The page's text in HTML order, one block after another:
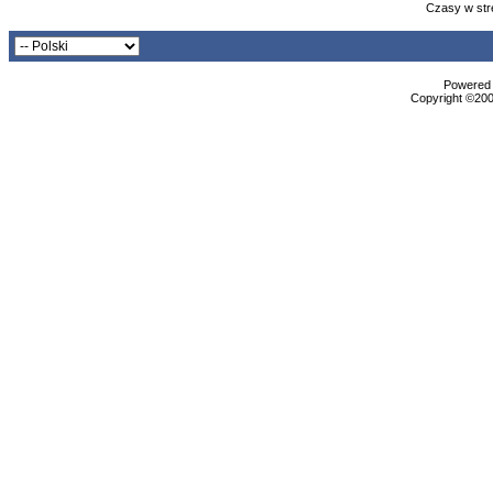
Czasy w
Copyright